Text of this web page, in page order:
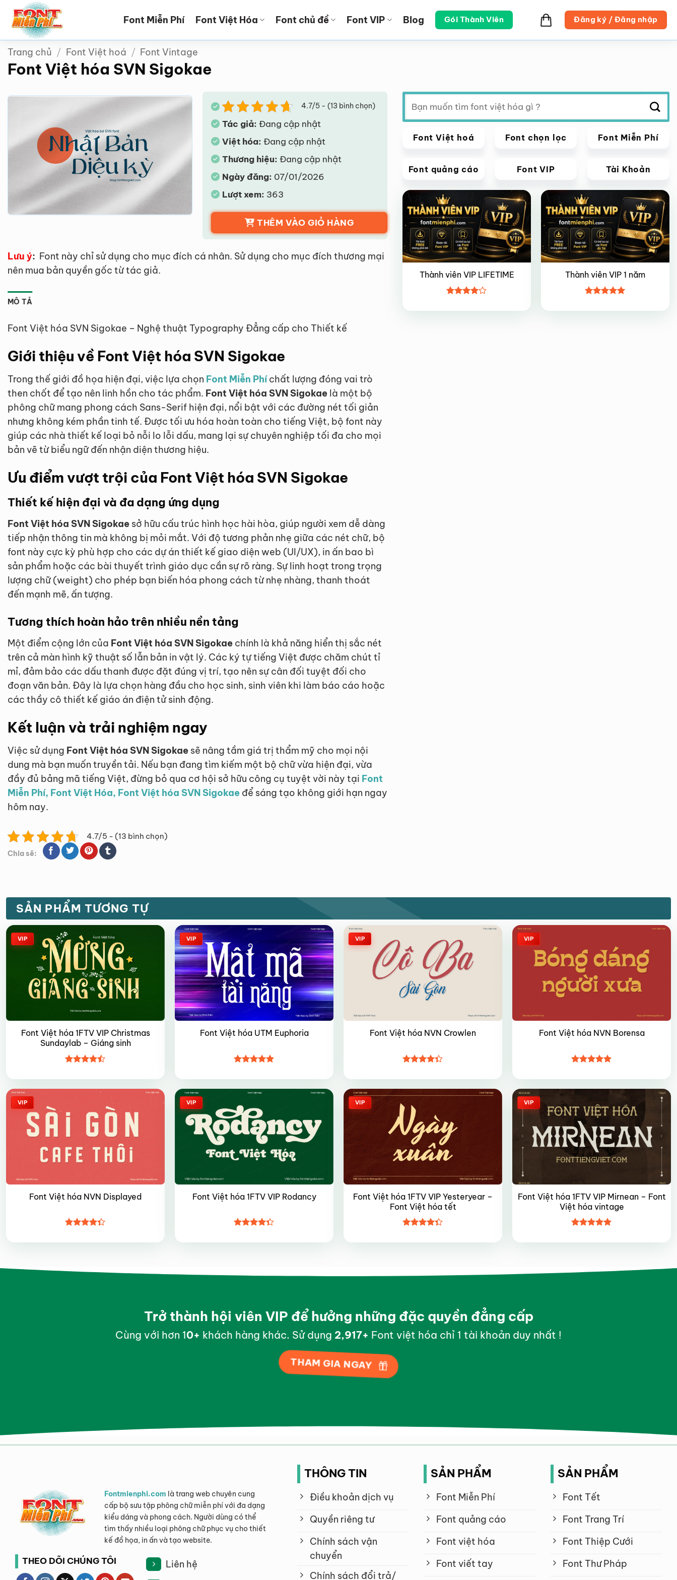
qua
dung
Font Miễn Phí Font Việt Hóa Font chủ đề Font VIP Blog Gói Thành Viên Đăng ký / Đăng nhập
Trang chủ / Font Việt hoá / Font Vintage
Font Việt hóa SVN Sigokae
4.7/5 - (13 bình chọn)
Tác giả: Đang cập nhật
Việt hóa: Đang cập nhật
Thương hiệu: Đang cập nhật
Ngày đăng: 07/01/2026
Lượt xem: 363
THÊM VÀO GIỎ HÀNG
Lưu ý: Font này chỉ sử dụng cho mục đích cá nhân. Sử dụng cho mục đích thương mại
nên mua bản quyền gốc từ tác giả.
MÔ TẢ
Font Việt hóa SVN Sigokae – Nghệ thuật Typography Đẳng cấp cho Thiết kế
Giới thiệu về Font Việt hóa SVN Sigokae
Trong thế giới đồ họa hiện đại, việc lựa chọn Font Miễn Phíchất lượng đóng vai trò
then chốt để tạo nên linh hồn cho tác phẩm. Font Việt hóa SVN Sigokae là một bộ
phông chữ mang phong cách Sans-Serif hiện đại, nổi bật với các đường nét tối giản
nhưng không kém phần tinh tế. Được tối ưu hóa hoàn toàn cho tiếng Việt, bộ font này
giúp các nhà thiết kế loại bỏ nỗi lo lỗi dấu, mang lại sự chuyên nghiệp tối đa cho mọi
bản vẽ từ biểu ngữ đến nhận diện thương hiệu.
Ưu điểm vượt trội của Font Việt hóa SVN Sigokae
Thiết kế hiện đại và đa dạng ứng dụng
Font Việt hóa SVN Sigokae sở hữu cấu trúc hình học hài hòa, giúp người xem dễ dàng
tiếp nhận thông tin mà không bị mỏi mắt. Với độ tương phản nhẹ giữa các nét chữ, bộ
font này cực kỳ phù hợp cho các dự án thiết kế giao diện web (UI/UX), in ấn bao bì
sản phẩm hoặc các bài thuyết trình giáo dục cần sự rõ ràng. Sự linh hoạt trong trọng
lượng chữ (weight) cho phép bạn biến hóa phong cách từ nhẹ nhàng, thanh thoát
đến mạnh mẽ, ấn tượng.
Tương thích hoàn hảo trên nhiều nền tảng
Một điểm cộng lớn của Font Việt hóa SVN Sigokae chính là khả năng hiển thị sắc nét
trên cả màn hình kỹ thuật số lẫn bản in vật lý. Các ký tự tiếng Việt được chăm chút tỉ
mỉ, đảm bảo các dấu thanh được đặt đúng vị trí, tạo nên sự cân đối tuyệt đối cho
đoạn văn bản. Đây là lựa chọn hàng đầu cho học sinh, sinh viên khi làm báo cáo hoặc
các thầy cô thiết kế giáo án điện tử sinh động.
Kết luận và trải nghiệm ngay
Việc sử dụng Font Việt hóa SVN Sigokae sẽ nâng tầm giá trị thẩm mỹ cho mọi nội
dung mà bạn muốn truyền tải. Nếu bạn đang tìm kiếm một bộ chữ vừa hiện đại, vừa
đầy đủ bảng mã tiếng Việt, đừng bỏ qua cơ hội sở hữu công cụ tuyệt vời này tại Font
Miễn Phí, Font Việt Hóa, Font Việt hóa SVN Sigokae để sáng tạo không giới hạn ngay
hôm nay.
4.7/5 - (13 bình chọn)
Chia sẽ:
Tìm
kiếm:
Font Việt hoá Font chọn lọc Font Miễn Phí
Font quảng cáo Font VIP Tài Khoản
Giảm giá!
Thành viên VIP LIFETIME
xếp hạng
Giảm giá!
Thành viên VIP 1 năm
hạng55
SẢN PHẨM TƯƠNG TỰ
VIP
Font Việt hóa 1FTV VIP Christmas
Sundaylab – Giáng sinh
hạng4.45
VIP
Font Việt hóa UTM Euphoria
hạng4.95
VIP
Font Việt hóa NVN Crowlen
hạng4.35
VIP
Font Việt hóa NVN Borensa
hạng4.95
VIP
Font Việt hóa NVN Displayed
hạng4.35
VIP
Font Việt hóa 1FTV VIP Rodancy
hạng4.35
VIP
Font Việt hóa 1FTV VIP Yesteryear –
Font Việt hóa tết
hạng4.35
VIP
Font Việt hóa 1FTV VIP Mirnean – Font
Việt hóa vintage
hạng4.95
Trở thành hội viên VIP để hưởng những đặc quyền đẳng cấp
Cùng với hơn 10+khách hàng khác. Sử dụng 2,999+ Font việt hóa chỉ 1 tài khoản duy nhất !
THAM GIA NGAY
Fontmienphi.com là trang web chuyên cung
cấp bộ sưu tập phông chữ miễn phí với đa dạng
kiểu dáng và phong cách. Người dùng có thể
tìm thấy nhiều loại phông chữ phục vụ cho thiết
kế đồ họa, in ấn và tạo website.
THEO DÕI CHÚNG TÔI Liên hệ
THÔNG TIN
Điều khoản dịch vụ
Quyền riêng tư
Chính sách vận
chuyển
Chính sách đổi trả/
SẢN PHẨM
Font Miễn Phí
Font quảng cáo
Font việt hóa
Font viết tay
SẢN PHẨM
Font Tết
Font Trang Trí
Font Thiệp Cưới
Font Thư Pháp